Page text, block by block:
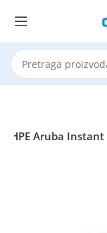
HPE Aruba